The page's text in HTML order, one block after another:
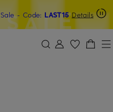
ZUM SUCHFELD ÜBERSPRINGEN
- Code: LAST15 Details
Beyond sichern